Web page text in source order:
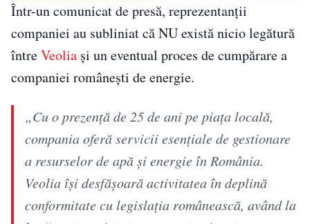
Într-un comunicat de presă, reprezentanții
companiei au subliniat că NU există nicio legătură
întreVeolia și un eventual proces de cumpărare a
companiei românești de energie.
„Cu o prezență de 25 de ani pe piața locală,
compania oferă servicii esențiale de gestionare
a resurselor de apă și energie în România.
Veolia își desfășoară activitatea în deplină
conformitate cu legislația românească, având la